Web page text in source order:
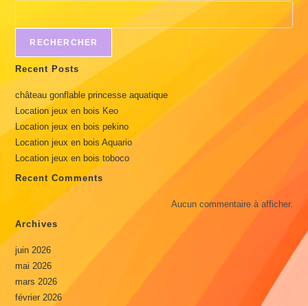
RECHERCHER
Recent Posts
château gonflable princesse aquatique
Location jeux en bois Keo
Location jeux en bois pekino
Location jeux en bois Aquario
Location jeux en bois toboco
Recent Comments
Aucun commentaire à afficher.
Archives
juin 2026
mai 2026
mars 2026
février 2026